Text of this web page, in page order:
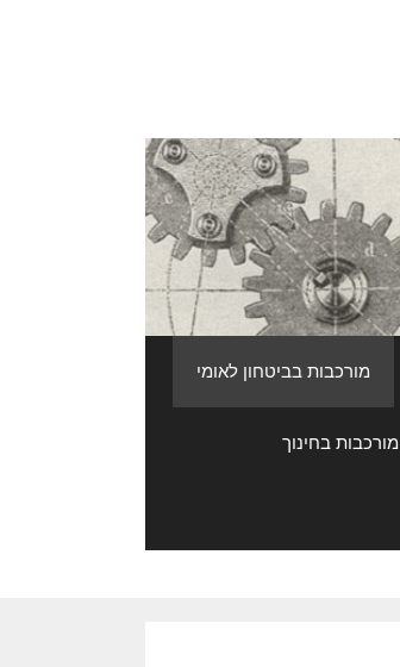
מורכבות בביטחון לאומי
מורכבות בחינוך